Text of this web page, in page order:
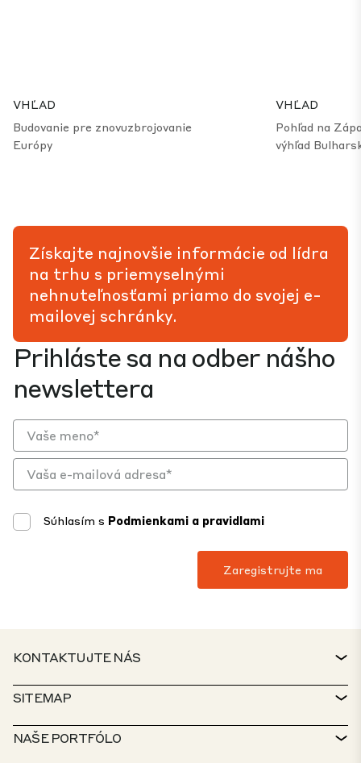
VHĽAD
Budovanie pre znovuzbrojovanie
Európy
VHĽAD
Pohľad na
výhľad
Prihláste sa na odber nášho
newslettera
Súhlasím s Podmienkami a pravidlami
Získajte najnovšie informácie od lídra
na trhu s priemyselnými
nehnuteľnosťami priamo do svojej e-
mailovej schránky.
KONTAKTUJTE NÁS
KONTAKT
SERVICE DESK
SITEMAP
VYHĽADÁVAČ NEHNUTEĽNOSTÍ
NAŠE PORTFÓLO